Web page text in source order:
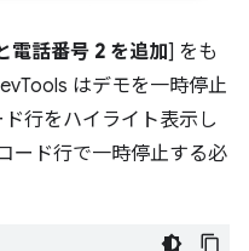
電話番号 2 を追加] をも
はデモを一時停止
行をハイライト表示し
ード行で一時停止する必